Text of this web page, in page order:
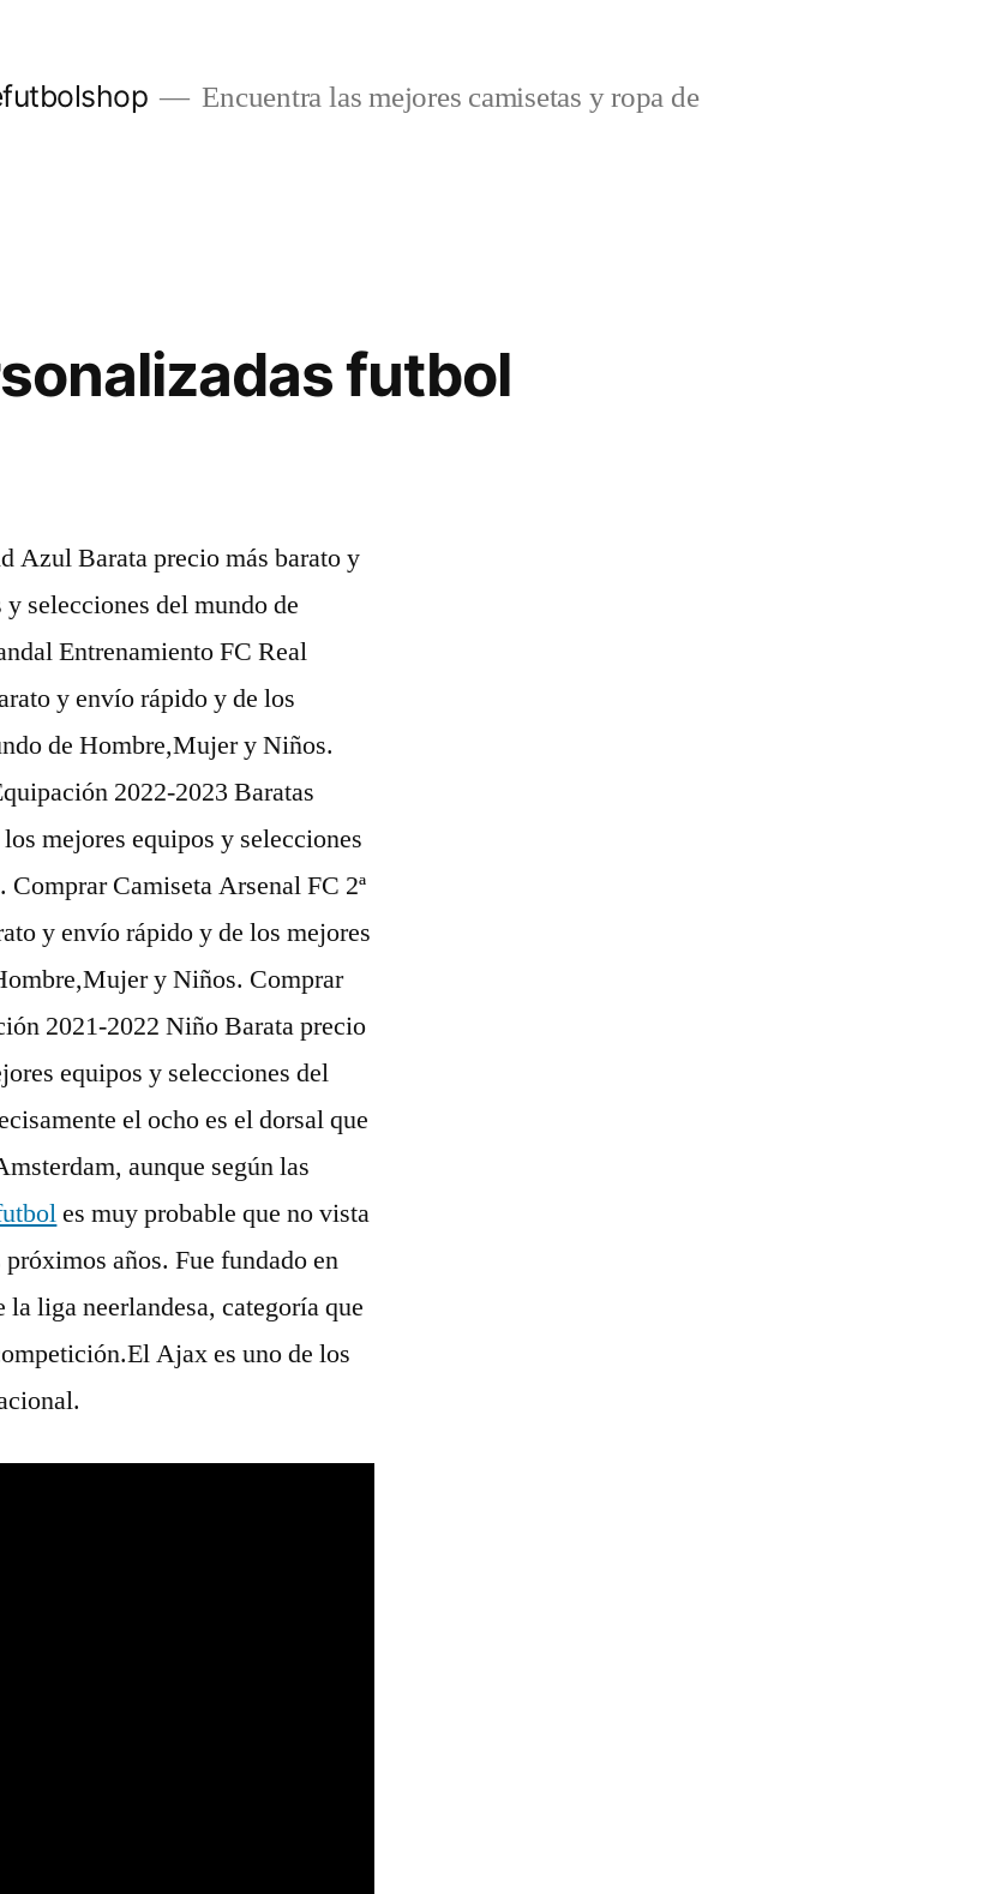
Encuentra las mejores camisetas y ropa de
futbol
Azul Barata precio más barato y
selecciones del mundo de
Entrenamiento FC Real
y envío rápido y de los
de Hombre,Mujer y Niños.
2022-2023 Baratas
mejores equipos y selecciones
Camiseta Arsenal FC 2ª
y envío rápido y de los mejores
y Niños. Comprar
2021-2022 Niño Barata precio
equipos y selecciones del
el ocho es el dorsal que
aunque según las
es muy probable que no vista
años. Fue fundado en
liga neerlandesa, categoría que
Ajax es uno de los